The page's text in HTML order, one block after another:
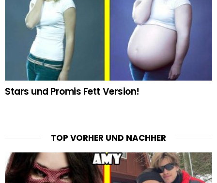
Stars und Promis Fett Version!
TOP VORHER UND NACHHER